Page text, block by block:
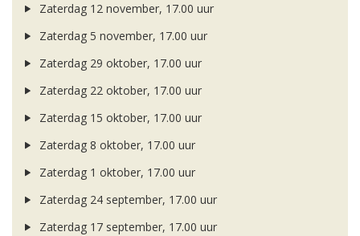
Zaterdag 12 november, 17.00 uur
Zaterdag 5 november, 17.00 uur
Zaterdag 29 oktober, 17.00 uur
Zaterdag 22 oktober, 17.00 uur
Zaterdag 15 oktober, 17.00 uur
Zaterdag 8 oktober, 17.00 uur
Zaterdag 1 oktober, 17.00 uur
Zaterdag 24 september, 17.00 uur
Zaterdag 17 september, 17.00 uur